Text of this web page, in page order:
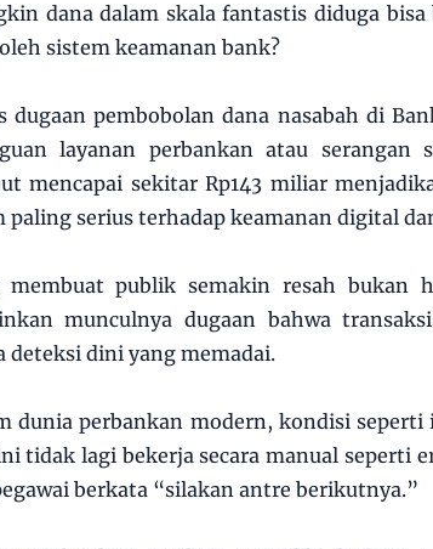
dana dalam skala fantastis diduga
sistem keamanan bank?
dugaan pembobolan dana nasabah di
layanan perbankan atau serangan
mencapai sekitar Rp143 miliar
paling serius terhadap keamanan digital
membuat publik semakin resah bukan
munculnya dugaan bahwa
deteksi dini yang memadai.
dunia perbankan modern, kondisi seperti
tidak lagi bekerja secara manual seperti
berkata “silakan antre berikutnya.”